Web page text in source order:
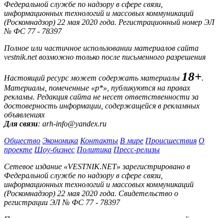
Федеральной службе по надзору в сфере связи,
информационных технологий и массовых коммуникаций
(Роскомнадзор) 22 мая 2020 года. Регистрационный номер ЭЛ
№ ФС 77 - 78397
Полное или частичное использовании материалов сайта
vestnik.net возможно только после письменного разрешения
Настоящий ресурс может содержать материалы 18+.
Материалы, помеченные «р*», публикуются на правах
рекламы. Редакция сайта не несет ответственности за
достоверность информации, содержащейся в рекламных
объявлениях
Для связи: arh-info@yandex.ru
Общество Экономика Контакты В мире Происшествия О
проекте Шоу-бизнес Политика Пресс-релизы
Сетевое издание «VESTNIK.NET» зарегистрировано в
Федеральной службе по надзору в сфере связи,
информационных технологий и массовых коммуникаций
(Роскомнадзор) 22 мая 2020 года. Свидетельство о
регистрации ЭЛ № ФС 77 - 78397